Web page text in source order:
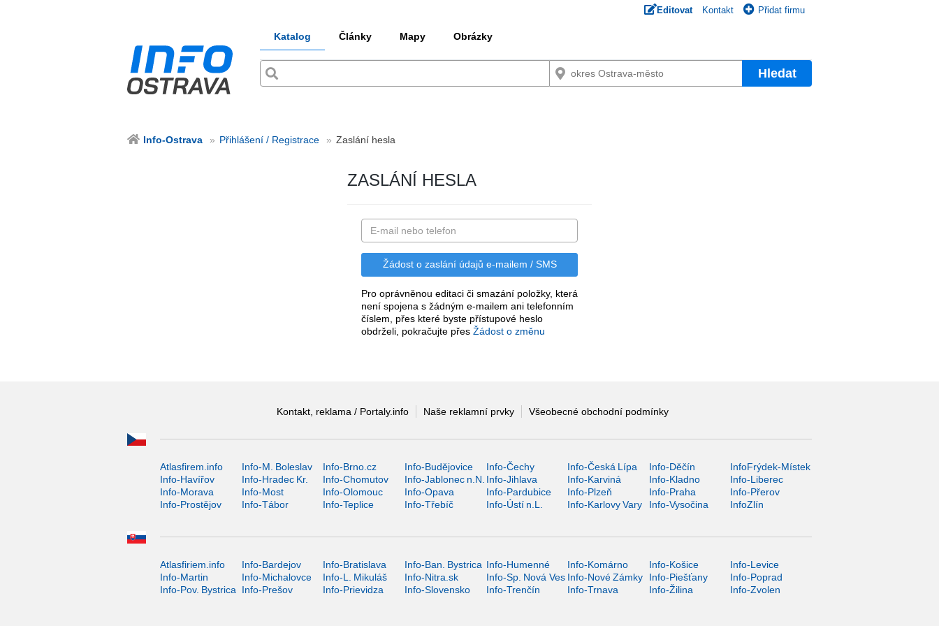
Editovat Kontakt Přidat firmu
Katalog Články Mapy Obrázky
Hledat
Info-Ostrava Přihlášení / Registrace Zaslání hesla
ZASLÁNÍ HESLA
Pro oprávněnou editaci či smazání položky, která
není spojena s žádným e-mailem ani telefonním
číslem, přes které byste přístupové heslo
obdrželi, pokračujte přes Žádost o změnu
Kontakt, reklama / Portaly.info Naše reklamní prvky Všeobecné obchodní podmínky
Atlasfirem.info Info-M. Boleslav Info-Brno.cz Info-Budějovice Info-Čechy Info-Česká Lípa Info-Děčín
InfoFrýdek-Místek
Info-Havířov
Info-Hradec Kr. Info-Chomutov Info-Jablonec n.N. Info-Jihlava Info-Karviná Info-Kladno
Info-Liberec
Info-Morava
Info-Most Info-Olomouc Info-Opava Info-Pardubice Info-Plzeň Info-Praha
Info-Přerov
Info-Prostějov
Info-Tábor Info-Teplice Info-Třebíč Info-Ústí n.L. Info-Karlovy Vary Info-Vysočina InfoZlín
Atlasfiriem.info Info-Bardejov Info-Bratislava Info-Ban. Bystrica Info-Humenné Info-Komárno Info-Košice
Info-Levice
Info-Martin
Info-Michalovce Info-L. Mikuláš Info-Nitra.sk Info-Sp. Nová Ves Info-Nové Zámky Info-Piešťany
Info-Poprad
Info-Pov. Bystrica
Info-Prešov Info-Prievidza Info-Slovensko Info-Trenčín Info-Trnava Info-Žilina Info-Zvolen